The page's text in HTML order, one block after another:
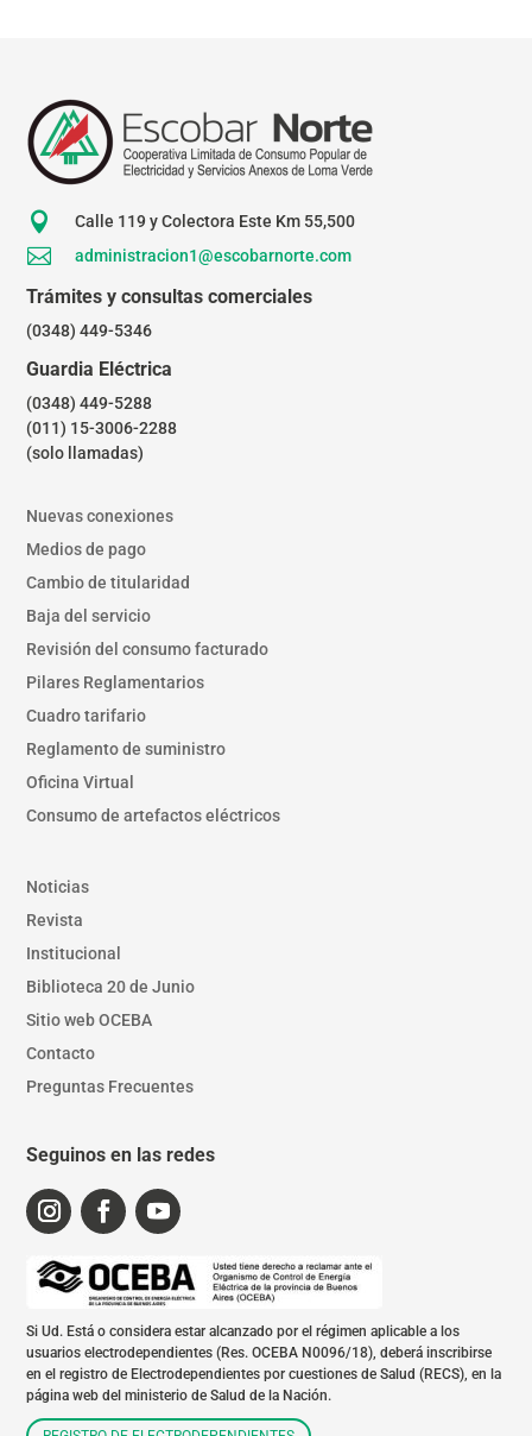
 Calle 119 y Colectora Este Km 55,500
 administracion1@escobarnorte.com
Trámites y consultas comerciales
(0348) 449-5346
Guardia Eléctrica
(0348) 449-5288
(011) 15-3006-2288
(solo llamadas)
Nuevas conexiones
Medios de pago
Cambio de titularidad
Baja del servicio
Revisión del consumo facturado
Pilares Reglamentarios
Cuadro tarifario
Reglamento de suministro
Oficina Virtual
Consumo de artefactos eléctricos
Noticias
Revista
Institucional
Biblioteca 20 de Junio
Sitio web OCEBA
Contacto
Preguntas Frecuentes
Seguinos en las redes
Si Ud. Está o considera estar alcanzado por el régimen aplicable a los
usuarios electrodependientes (Res. OCEBA N0096/18), deberá inscribirse
en el registro de Electrodependientes por cuestiones de Salud (RECS), en la
página web del ministerio de Salud de la Nación.